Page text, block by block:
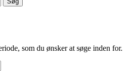
som du ønsker at søge inden for.